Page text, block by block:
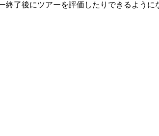
了後にツアーを評価したりできるように